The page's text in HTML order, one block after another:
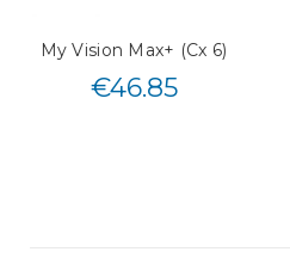
My Vision Max+ (Cx 6)
€46.85